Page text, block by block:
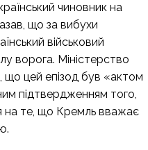
чиновник на
що за вибухи
військовий
ворога. Міністерство
що цей епізод був «актом
підтвердженням того,
на те, що Кремль вважає